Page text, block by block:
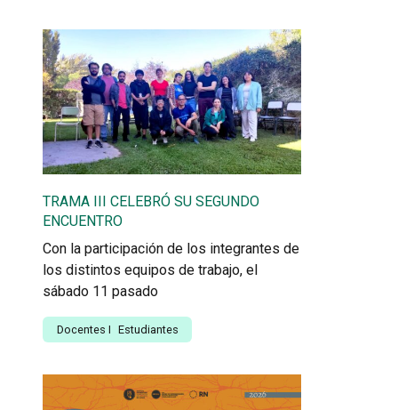
TRAMA III CELEBRÓ SU SEGUNDO
ENCUENTRO
Con la participación de los integrantes de
los distintos equipos de trabajo, el
sábado 11 pasado
Docentes I Estudiantes